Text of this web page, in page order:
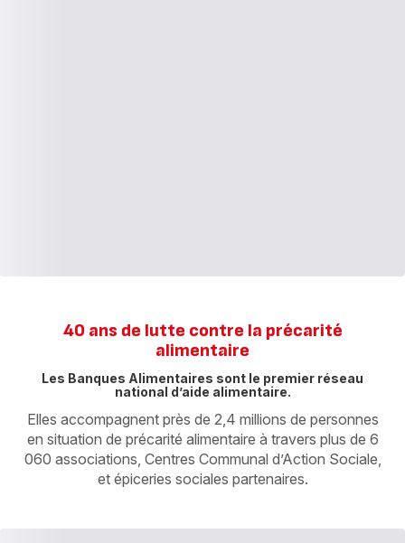
40 ans de lutte contre la précarité
alimentaire
Les Banques Alimentaires sont le premier réseau
national d’aide alimentaire.
Elles accompagnent près de 2,4 millions de personnes
en situation de précarité alimentaire à travers plus de 6
060 associations, Centres Communal d’Action Sociale,
et épiceries sociales partenaires.